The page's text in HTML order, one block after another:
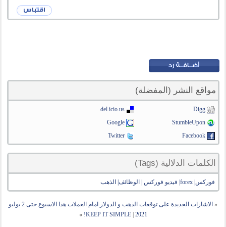
مواقع النشر (المفضلة)
Digg
del.icio.us
StumbleUpon
Google
Facebook
Twitter
الكلمات الدلالية (Tags)
فوركس| forex| فيديو فوركس | الوظائف| الذهب
«
الاشارات الجديدة على توقعات الذهب و الدولار امام العملات هذا الاسبوع حتى 2 يوليو
2021
|
KEEP IT SIMPLE!
»